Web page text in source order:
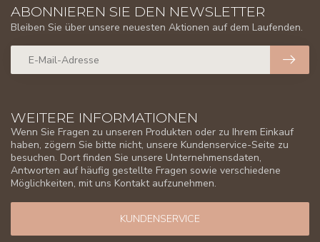
WEITERE INFORMATIONEN
Wenn Sie Fragen zu unseren Produkten oder zu Ihrem Einkauf
haben, zögern Sie bitte nicht, unsere Kundenservice-Seite zu
besuchen. Dort finden Sie unsere Unternehmensdaten,
Antworten auf häufig gestellte Fragen sowie verschiedene
Möglichkeiten, mit uns Kontakt aufzunehmen.
KUNDENSERVICE
ABONNIEREN SIE DEN NEWSLETTER
Bleiben Sie über unsere neuesten Aktionen auf dem Laufenden.